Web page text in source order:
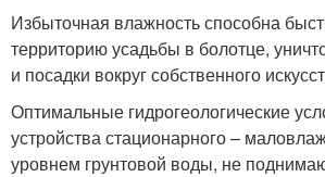
Избыточная влажность способна
территорию усадьбы в болотце,
и посадки вокруг собственного
Оптимальные гидрогеологические
устройства стационарного –
уровнем грунтовой воды, не